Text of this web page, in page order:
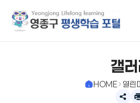
갤러
HOME 열린
공